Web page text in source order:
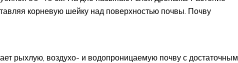
корневую шейку над поверхностью почвы. Почву
рыхлую, воздухо- и водопроницаемую почву с достаточным